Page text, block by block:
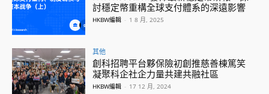
討穩定幣重構全球支付體系的深遠影響
HKBW編輯 - 1 8 月, 2025
其他
創科招聘平台夥保險初創推慈善棟篤笑
凝聚科企社企力量共建共融社區
HKBW編輯 - 17 12 月, 2024